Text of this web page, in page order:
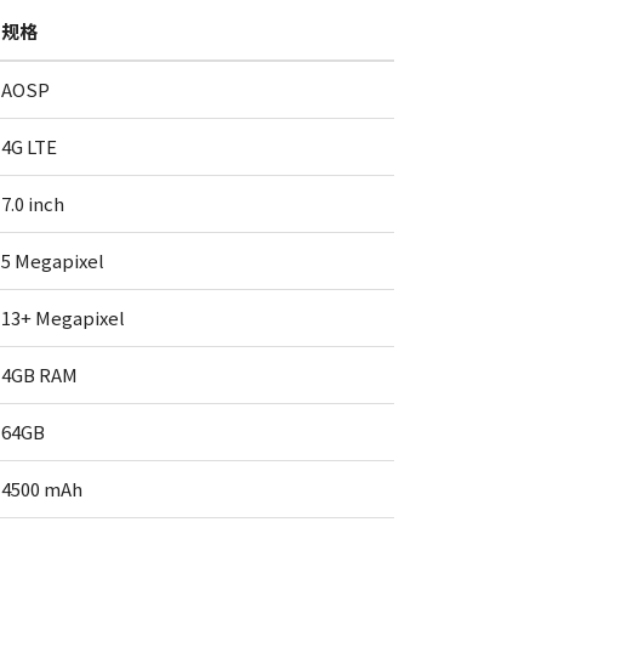
规格
AOSP
4G LTE
7.0 inch
5 Megapixel
13+ Megapixel
4GB RAM
64GB
4500 mAh